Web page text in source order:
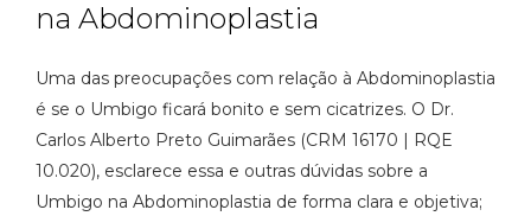
na Abdominoplastia
Uma das preocupações com relação à Abdominoplastia
é se o Umbigo ficará bonito e sem cicatrizes. O Dr.
Carlos Alberto Preto Guimarães (CRM 16170 | RQE
10.020), esclarece essa e outras dúvidas sobre a
Umbigo na Abdominoplastia de forma clara e objetiva;